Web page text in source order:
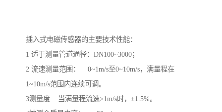
插入式电磁传感器的主要技术性能：
1 适于测量管道通径：DN100~3000；
2 流速测量范围： 0~1m/s至0~10m/s，满量程在
1~10m/s范围内连续可调。
3测量度 当满量程流速>1m/s时，±1.5%。